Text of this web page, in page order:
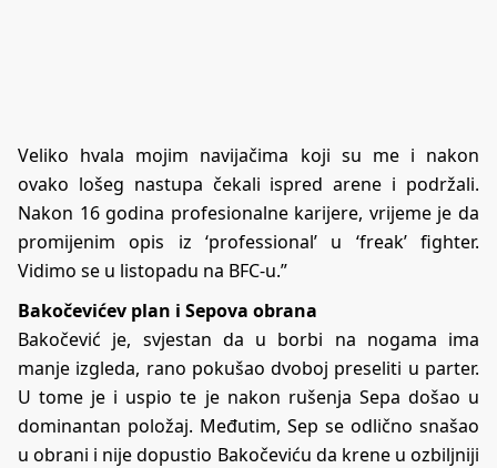
Veliko hvala mojim navijačima koji su me i nakon
ovako lošeg nastupa čekali ispred arene i podržali.
Nakon 16 godina profesionalne karijere, vrijeme je da
promijenim opis iz ‘professional’ u ‘freak’ fighter.
Vidimo se u listopadu na BFC-u.”
Bakočevićev plan i Sepova obrana
Bakočević je, svjestan da u borbi na nogama ima
manje izgleda, rano pokušao dvoboj preseliti u parter.
U tome je i uspio te je nakon rušenja Sepa došao u
dominantan položaj. Međutim, Sep se odlično snašao
u obrani i nije dopustio Bakočeviću da krene u ozbiljniji